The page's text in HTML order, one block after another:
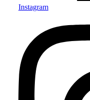
Instagram